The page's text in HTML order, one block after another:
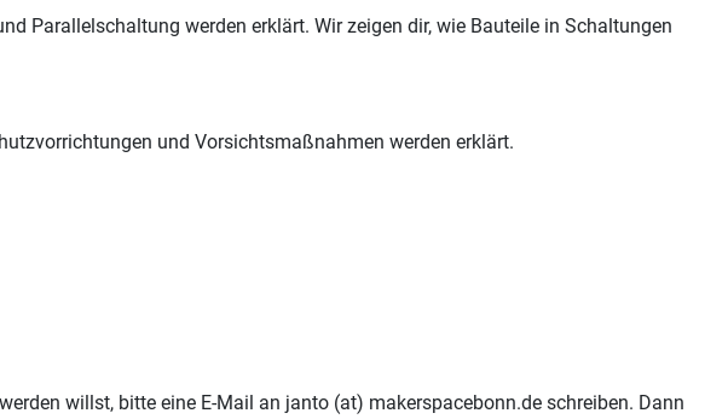
Parallelschaltung werden erklärt. Wir zeigen dir, wie Bauteile in Schaltungen
und Vorsichtsmaßnahmen werden erklärt.
willst, bitte eine E-Mail an janto (at) makerspacebonn.de schreiben. Dann